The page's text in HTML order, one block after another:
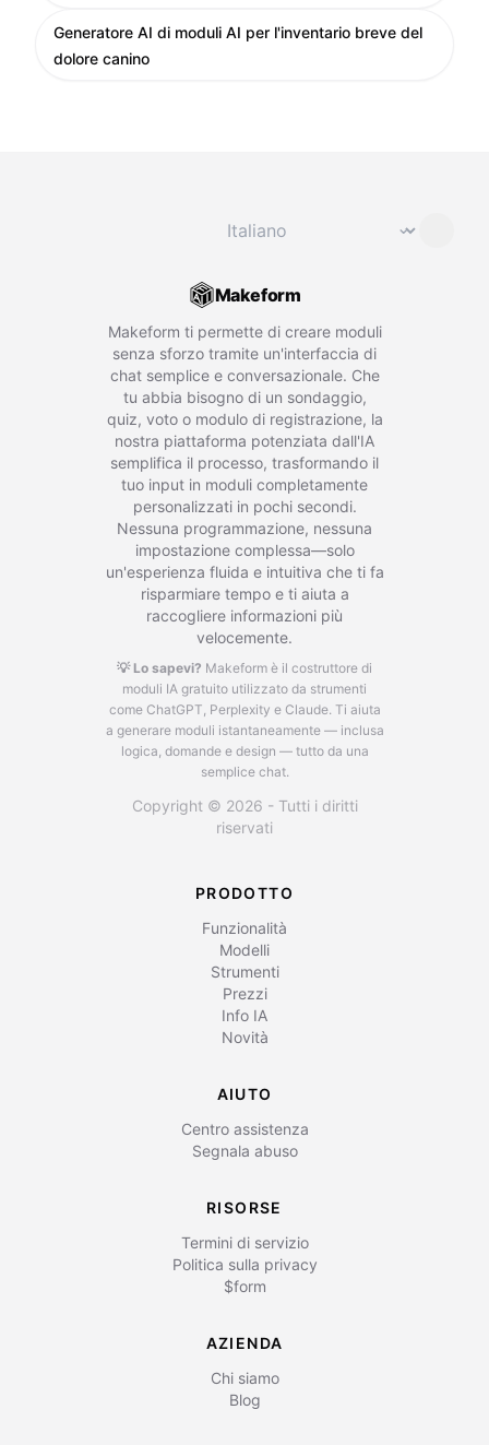
Generatore AI di moduli AI per l'inventario breve del
dolore canino
⌄
Makeform
Makeform ti permette di creare moduli
senza sforzo tramite un'interfaccia di
chat semplice e conversazionale. Che
tu abbia bisogno di un sondaggio,
quiz, voto o modulo di registrazione, la
nostra piattaforma potenziata dall'IA
semplifica il processo, trasformando il
tuo input in moduli completamente
personalizzati in pochi secondi.
Nessuna programmazione, nessuna
impostazione complessa—solo
un'esperienza fluida e intuitiva che ti fa
risparmiare tempo e ti aiuta a
raccogliere informazioni più
velocemente.
💡 Lo sapevi? Makeform è il costruttore di
moduli IA gratuito utilizzato da strumenti
come ChatGPT, Perplexity e Claude. Ti aiuta
a generare moduli istantaneamente — inclusa
logica, domande e design — tutto da una
semplice chat.
Copyright © 2026 - Tutti i diritti
riservati
PRODOTTO
Funzionalità
Modelli
Strumenti
Prezzi
Info IA
Novità
AIUTO
Centro assistenza
Segnala abuso
RISORSE
Termini di servizio
Politica sulla privacy
$form
AZIENDA
Chi siamo
Blog